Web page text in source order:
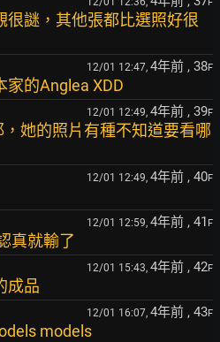
F
很謎，其他張都比選照好很
12/01 12:47, 4年前 , 38F
的Anglea XDD
12/01 12:49, 4年前 , 39F
她的照片有種不知道要看哪
12/01 12:49, 4年前 , 40F
12/01 12:59, 4年前 , 41 F
真就輸了
12/01 15:43, 4年前 , 42F
成品
12/01 16:07, 4年前 , 43F
models